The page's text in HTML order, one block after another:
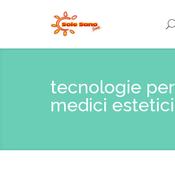
tecnologie per
medici estetici